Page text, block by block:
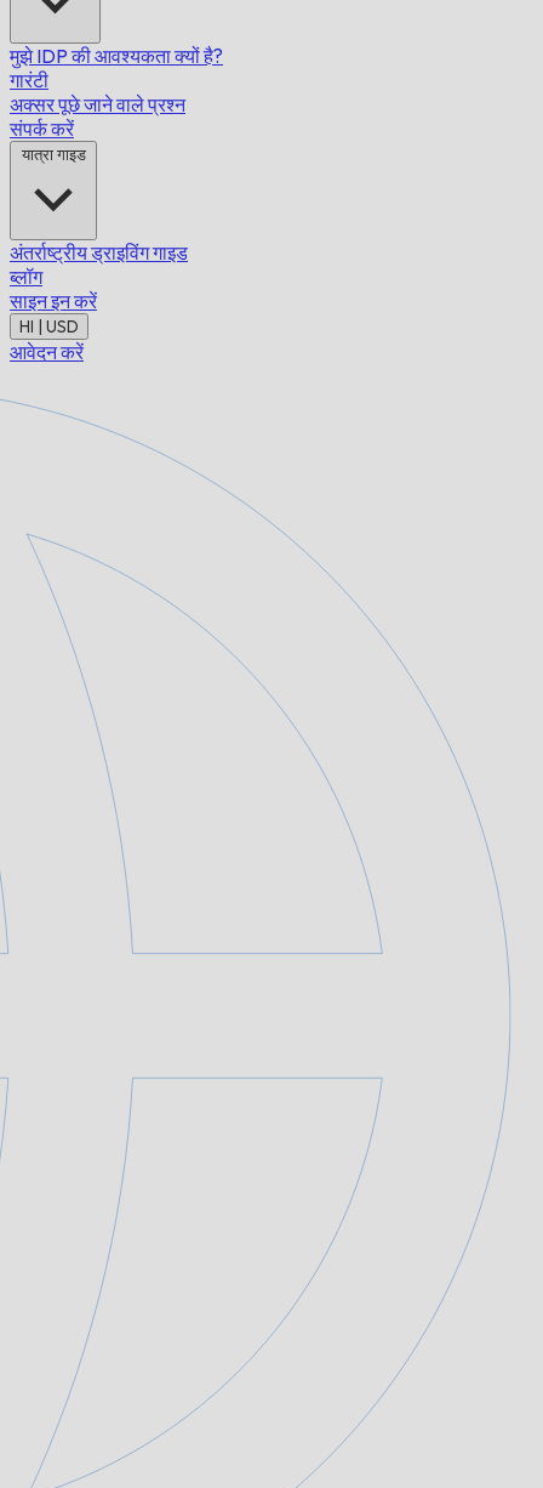
मुझे IDP की आवश्यकता क्यों है?
गारंटी
अक्सर पूछे जाने वाले प्रश्न
संपर्क करें
यात्रा गाइड
अंतर्राष्ट्रीय ड्राइविंग गाइड
ब्लॉग
साइन इन करें
HI | USD
आवेदन करें